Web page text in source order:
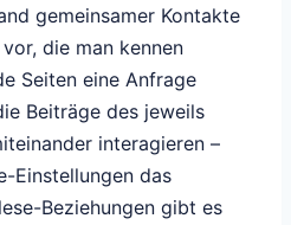
gemeinsamer Kontakte
die man kennen
Seiten eine Anfrage
Beiträge des jeweils
interagieren –
Einstellungen das
Beziehungen gibt es